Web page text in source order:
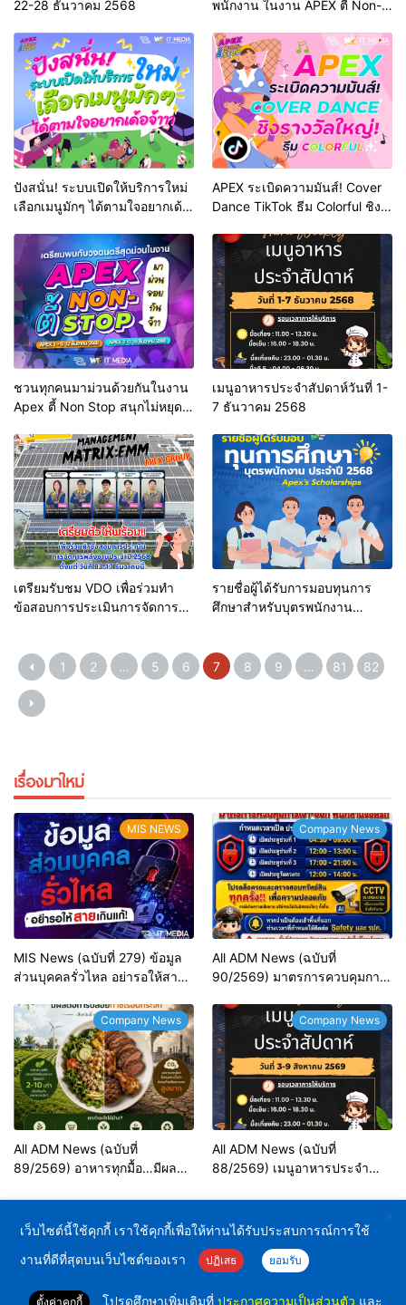
22-28 ธันวาคม 2568
พนักงาน ในงาน APEX ตี้ Non-
ปังสนั่น! ระบบเปิดให้บริการใหม่
เลือกเมนูมักๆ ได้ตามใจอยากเด้อ
APEX ระเบิดความมันส์! Cover
Dance TikTok ธีม Colorful ชิง
ชวนทุกคนมาม่วนด้วยกันในงาน
Apex ตี้ Non Stop สนุกไม่หยุด
เมนูอาหารประจำสัปดาห์วันที่ 1-
7 ธันวาคม 2568
เตรียมรับชม VDO เพื่อร่วมทำ
ข้อสอบการประเมินการจัดการ
รายชื่อผู้ได้รับการมอบทุนการ
ศึกษาสำหรับบุตรพนักงาน
1 2 … 5 6 7 8 9 … 81 82
เรื่องมาใหม่
MIS NEWS
MIS News (ฉบับที่ 279) ข้อมูล
ส่วนบุคคลรั่วไหล อย่ารอให้สาย
Company News
All ADM News (ฉบับที่
90/2569) มาตรการควบคุมการ
APEX2&3
Company News
All ADM News (ฉบับที่
89/2569) อาหารทุกมื้อ…มีผลต่อ
Company News
All ADM News (ฉบับที่
88/2569) เมนูอาหารประจำ
X
เว็บไซต์นี้ใช้คุกกี้ เราใช้คุกกี้เพื่อให้ท่านได้รับประสบการณ์การใช้
งานที่ดีที่สุดบนเว็บไซต์ของเรา
ปฏิเสธ ยอมรับ
ตั้งค่าคุกกี้ โปรดศึกษาเพิ่มเติมที่ ประกาศความเป็นส่วนตัว และ